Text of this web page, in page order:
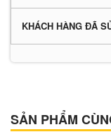
KHÁCH HÀNG ĐÃ
SẢN PHẨM